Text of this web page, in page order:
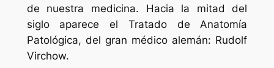
de nuestra medicina. Hacia la mitad del
siglo aparece el Tratado de Anatomía
Patológica, del gran médico alemán: Rudolf
Virchow.